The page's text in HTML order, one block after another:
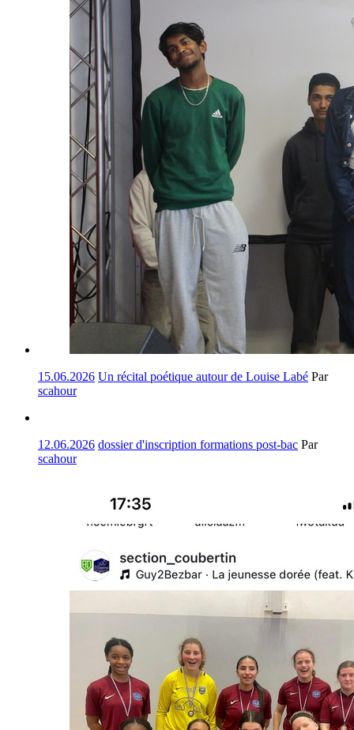
15.06.2026 Un récital poétique autour de Louise Labé Par
scahour
12.06.2026 dossier d'inscription formations post-bac Par
scahour